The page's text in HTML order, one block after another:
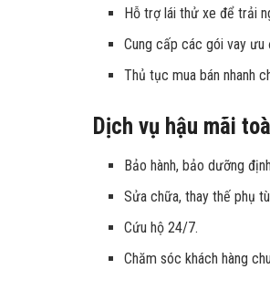
Hỗ trợ lái thử xe để trải
Cung cấp các gói vay ưu
Thủ tục mua bán nhanh
Dịch vụ hậu mãi
Bảo hành, bảo dưỡng
Sửa chữa, thay thế phụ
Cứu hộ 24/7.
Chăm sóc khách hàng